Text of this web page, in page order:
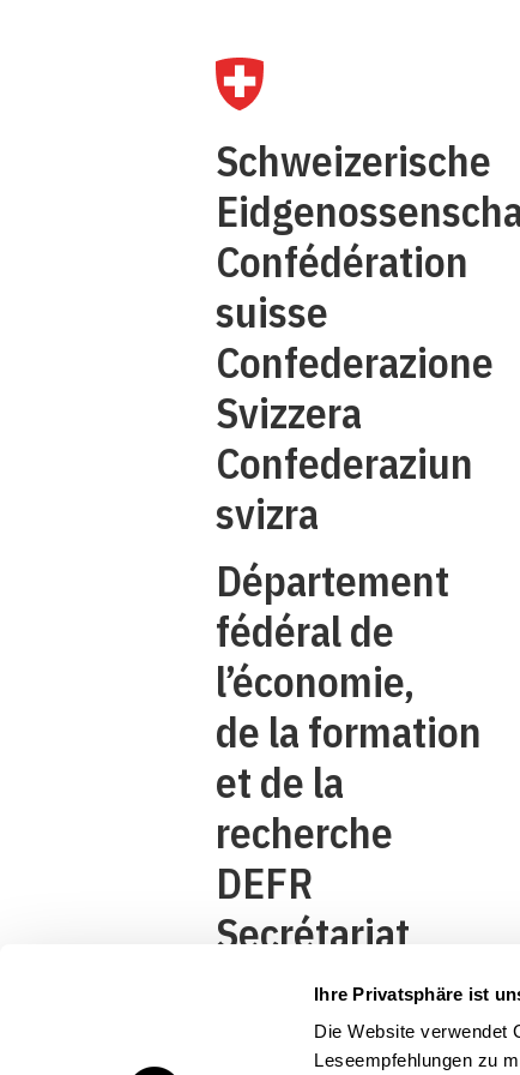
Ihre Privatsphäre ist
Die Website verwendet
Leseempfehlungen zu
Schweizerische
Confédération
suisse
Confederazione
Svizzera
Confederaziun
svizra
Département
fédéral de
l’économie,
de la formation
et de la
recherche
DEFR
Secrétariat
d’Etat à
l’économie